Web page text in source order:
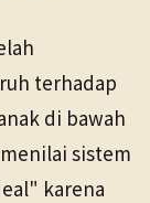
terhadap
di bawah
sistem
karena